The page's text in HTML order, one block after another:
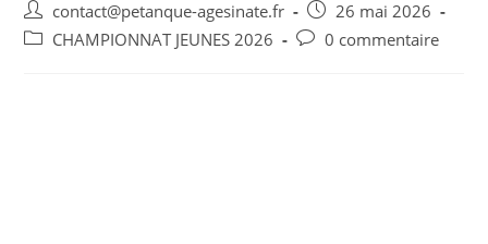
contact@petanque-agesinate.fr
26 mai 2026
CHAMPIONNAT JEUNES 2026
0 commentaire